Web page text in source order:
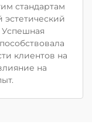
стандартам
клиентов на
на